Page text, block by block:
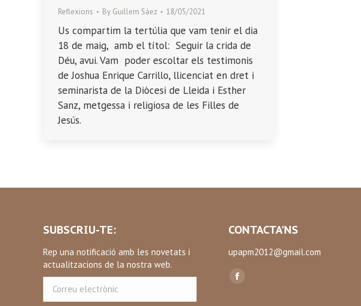
Reflexions By Guillem Sáez 18/05/2021
Us compartim la tertúlia que vam tenir el dia
18 de maig, amb el títol: Seguir la crida de
Déu, avui. Vam poder escoltar els testimonis
de Joshua Enrique Carrillo, llicenciat en dret i
seminarista de la Diòcesi de Lleida i Esther
Sanz, metgessa i religiosa de les Filles de
Jesús.
SUBSCRIU-TE:
Rep una notificació amb les novetats i
actualitzacions de la nostra web.
electrònic
CONTACTA’NS
upapm2012@gmail.com
Find us on:
Facebook